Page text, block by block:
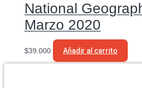
National
Marzo 2020
$39.000 Añadir al carrito